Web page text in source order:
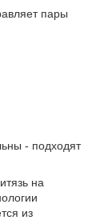
пары
- подходят
на
из